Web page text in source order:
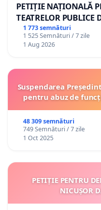
PETIȚIE NAȚIONALĂ
TEATRELOR PUBLICE
ROMÂNIA
1 773 semnături
1 525 Semnături / 7 zile
1 Aug 2026
Suspendarea
pentru abuz de
48 309 semnături
749 Semnături / 7 zile
1 Oct 2025
PETIȚIE PENTRU
NICUȘOR